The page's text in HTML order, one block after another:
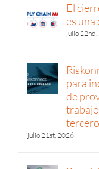
El
es
julio
para
de
julio 21st, 2026